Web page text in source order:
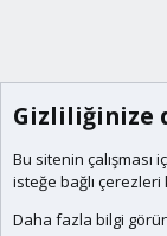
Gizliliğinize
Bu sitenin çalışması
isteğe bağlı çerezleri
Daha fazla bilgi